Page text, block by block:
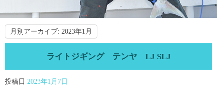
月別アーカイブ: 2023年1月
ライトジギング テンヤ LJ SLJ
投稿日 2023年1月7日